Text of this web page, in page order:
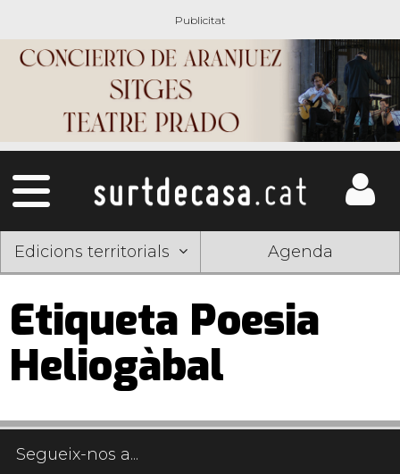
Edicions territorials Agenda
Etiqueta Poesia
Heliogàbal
Segueix-nos a...